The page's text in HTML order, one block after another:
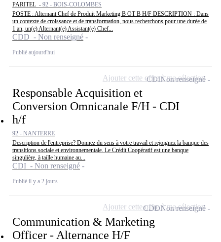
PARITEL - 92 - BOIS-COLOMBES
POSTE : Alternant Chef de Produit Marketing B OT B H/F DESCRIPTION : Dans
un contexte de croissance et de transformation, nous recherchons pour une durée de
1 an, un(e) Alternant(e) Assistant(e) Chef...
CDD - Non renseigné
Publié aujourd'hui
Responsable Acquisition et
Conversion Omnicanale F/H - CDI
h/f
92 - NANTERRE
Description de l'entreprise? Donnez du sens à votre travail et rejoignez la banque des
transitions sociale et environnementale. Le Crédit Coopératif est une banque
singulière, à taille humaine au...
CDI - Non renseigné
Publié il y a 2 jours
CDINon renseigné
Ajouter cette offre à ma sélection
Communication & Marketing
Officer - Alternance H/F
CDDNon renseigné
Ajouter cette offre à ma sélection